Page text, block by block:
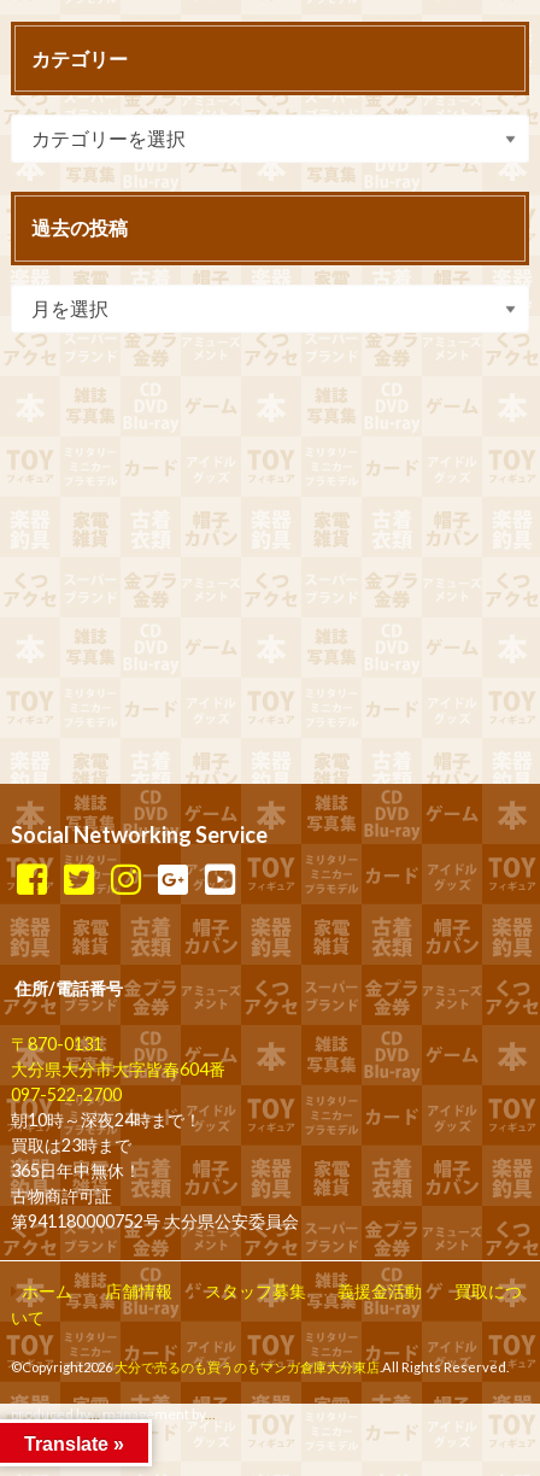
カテゴリー
過去の投稿
Social Networking Service
住所/電話番号
〒870-0131
大分県大分市大字皆春604番
097-522-2700
朝10時～深夜24時まで！
買取は23時まで
365日年中無休！
古物商許可証
第941180000752号 大分県公安委員会
ホーム 店舗情報 スタッフ募集 義援金活動
買取につ
いて
©Copyright2026大分で売るのも買うのもマンガ倉庫大分東店.All Rights Reserved.
produced by...management by...
Translate »